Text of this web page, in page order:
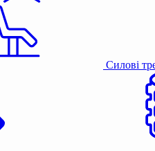
Силові